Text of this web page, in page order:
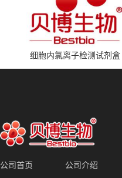
细胞内氯离子检测试剂盒
公司首页 公司介绍